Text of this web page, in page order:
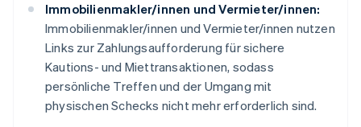
Immobilienmakler/innen und Vermieter/innen:
Immobilienmakler/innen und Vermieter/innen nutzen
Links zur Zahlungsaufforderung für sichere
Kautions- und Miettransaktionen, sodass
persönliche Treffen und der Umgang mit
physischen Schecks nicht mehr erforderlich sind.